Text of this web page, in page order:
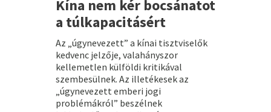
Kína nem kér bocsánatot
a túlkapacitásért
Az „úgynevezett” a kínai tisztviselők
kedvenc jelzője, valahányszor
kellemetlen külföldi kritikával
szembesülnek. Az illetékesek az
„úgynevezett emberi jogi
problémákról” beszélnek